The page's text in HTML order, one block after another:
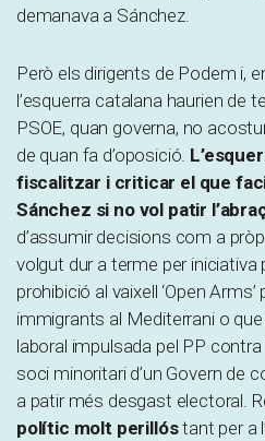
demanava a Sánchez.
Però els dirigents de Podem i,
l’esquerra catalana haurien de
PSOE, quan governa, no
de quan fa d’oposició.
fiscalitzar i criticar el que
Sánchez si no vol patir
d’assumir decisions com a
volgut dur a terme per
prohibició al vaixell ‘Open
immigrants al Mediterrani o
laboral impulsada pel PP contra
soci minoritari d’un Govern de
a patir més desgast electoral.
polític molt perillóstant per a